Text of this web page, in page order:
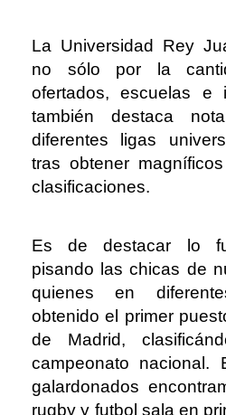
La Universidad Rey
no sólo por la
ofertados, escuelas e
también destaca
diferentes ligas
tras obtener
clasificaciones.
Es de destacar lo
pisando las chicas de
quienes en
obtenido el primer
de Madrid,
campeonato nacional.
galardonados
rugby y futbol sala en